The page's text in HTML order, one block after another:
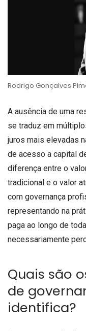
Rodrigo Gonçalves
A ausência de uma
se traduz em
juros mais elevadas
de acesso a capital
diferença entre o
tradicional e o valor
com governança
representando na
paga ao longo de
necessariamente
Quais são
de
identifica?